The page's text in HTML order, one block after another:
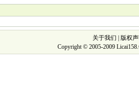
关于我们
版权
Copyright © 2005-2009